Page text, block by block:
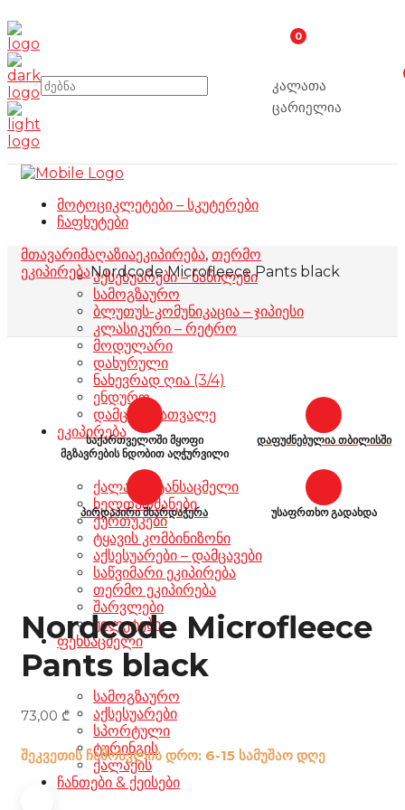
0
კალათა
ცარიელია
მოტოციკლეტები – სკუტერები
ჩაფხუტები
აქსესუარები – ნაწილები
სამოგზაურო
ბლუთუს-კომუნიკაცია – ჯიპიესი
კლასიკური – რეტრო
მოდულარი
დახურული
ნახევრად ღია (3/4)
ენდურო
დამცავი სათვალე
ეკიპირება
ქალაქის ტანსაცმელი
ხელთათმანები
ქურთუკები
ტყავის კომბინიზონი
აქსესუარები – დამცავები
საწვიმარი ეკიპირება
თერმო ეკიპირება
შარვლები
ჟილეტები
ფეხსაცმელი
სამოგზაურო
აქსესუარები
სპორტული
ტურინგის
ქალაქის
ჩანთები & ქეისები
მთავარიმაღაზიაეკიპირება, თერმო
ეკიპირებაNordcode Microfleece Pants black
საქართველოში მყოფი
მგზავრების ნდობით აღჭურვილი
დაფუძნებულია თბილისში
პირდაპირი მხარდაჭერა უსაფრთხო გადახდა
Nordcode Microfleece
Pants black
73,00 ₾
შეკვეთის ჩამოსვლის დრო: 6-15 სამუშაო დღე